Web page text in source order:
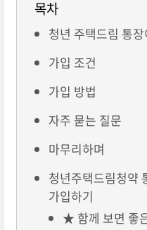
목차
청년 주택드림 통장
가입 조건
가입 방법
자주 묻는 질문
마무리하며
청년주택드림청약
가입하기
★ 함께 보면 좋